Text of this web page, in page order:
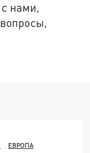
нами,
ЕВРОПА